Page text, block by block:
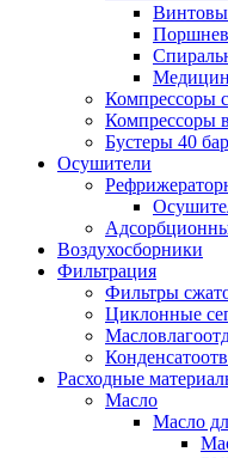
Компрессоры
Компрессоры
Бустеры 40 бар
Осушители
Воздухосборники
Фильтрация
Фильтры
Циклонные
Расходные
Масло
Масло